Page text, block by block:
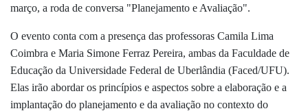
março, a roda de conversa "Planejamento e Avaliação".
O evento conta com a presença das professoras Camila Lima
Coimbra e Maria Simone Ferraz Pereira, ambas da Faculdade de
Educação da Universidade Federal de Uberlândia (Faced/UFU).
Elas irão abordar os princípios e aspectos sobre a elaboração e a
implantação do planejamento e da avaliação no contexto do